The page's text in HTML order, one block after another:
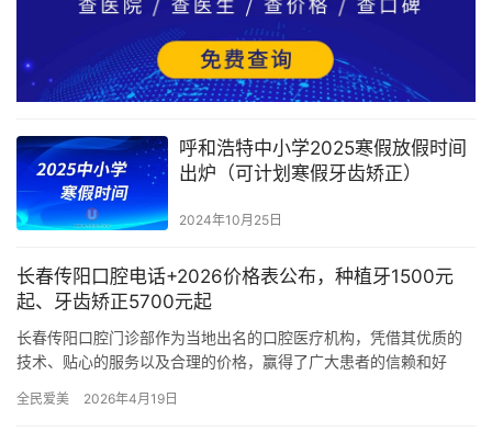
呼和浩特中小学2025寒假放假时间
出炉（可计划寒假牙齿矫正）
2024年10月25日
长春传阳口腔电话+2026价格表公布，种植牙1500元
起、牙齿矫正5700元起
长春传阳口腔门诊部作为当地出名的口腔医疗机构，凭借其优质的
技术、贴心的服务以及合理的价格，赢得了广大患者的信赖和好
息，本文特…
全民爱美 2026年4月19日